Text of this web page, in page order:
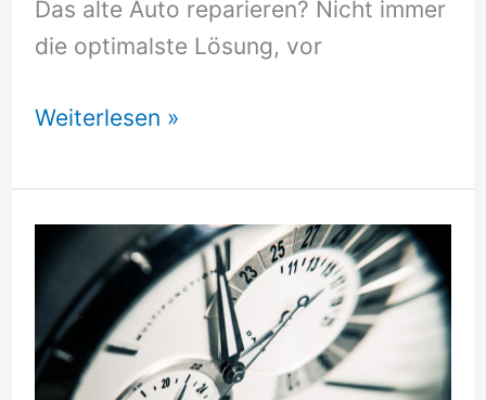
Das alte Auto reparieren? Nicht immer
die optimalste Lösung, vor
Autokredit
wie
geht
am
besten
vor?
Weiterlesen »